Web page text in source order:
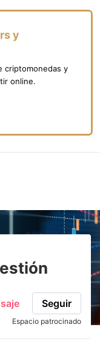
y
criptomonedas y
online.
Seguir
Espacio patrocinado